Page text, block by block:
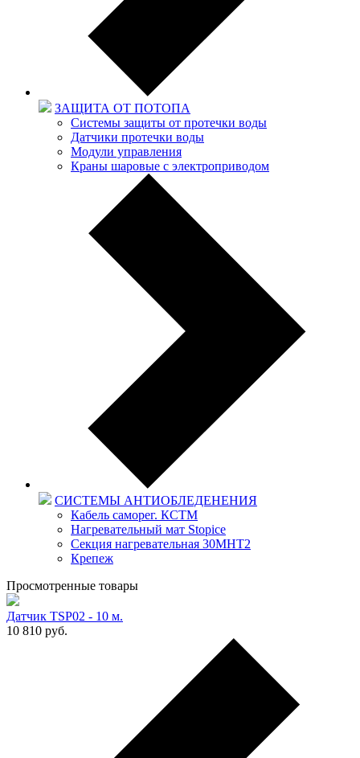
ЗАЩИТА ОТ ПОТОПА
Системы защиты от протечки воды
Датчики протечки воды
Модули управления
Краны шаровые с электроприводом
СИСТЕМЫ АНТИОБЛЕДЕНЕНИЯ
Кабель саморег. КСТМ
Нагревательный мат Stopice
Секция нагревательная 30МНТ2
Крепеж
Просмотренные товары
Датчик TSP02 - 10 м.
10 810 руб.